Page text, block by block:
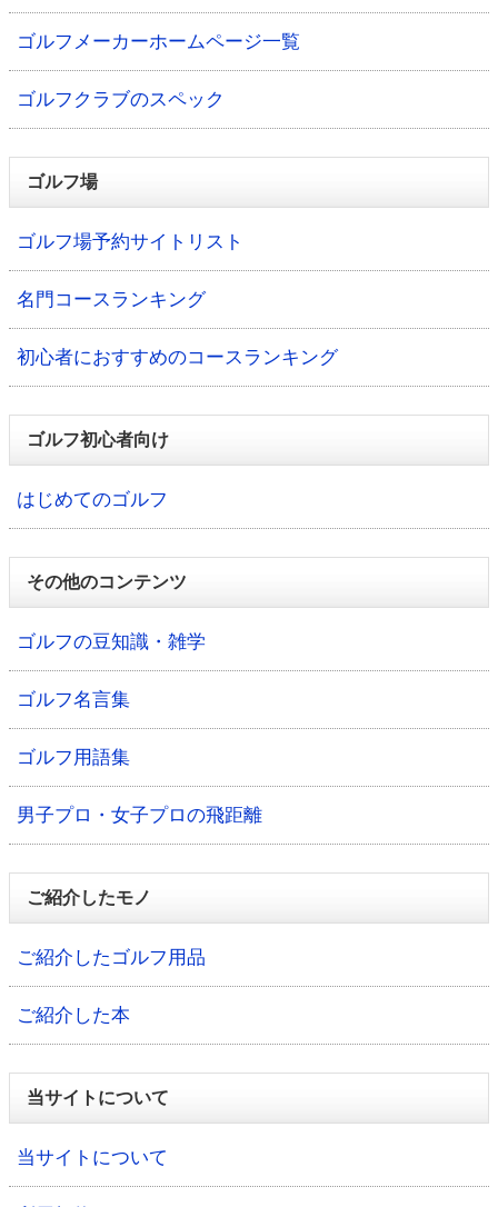
ゴルフメーカーホームページ一覧
ゴルフクラブのスペック
ゴルフ場
ゴルフ場予約サイトリスト
名門コースランキング
初心者におすすめのコースランキング
ゴルフ初心者向け
はじめてのゴルフ
その他のコンテンツ
ゴルフの豆知識・雑学
ゴルフ名言集
ゴルフ用語集
男子プロ・女子プロの飛距離
ご紹介したモノ
ご紹介したゴルフ用品
ご紹介した本
当サイトについて
当サイトについて